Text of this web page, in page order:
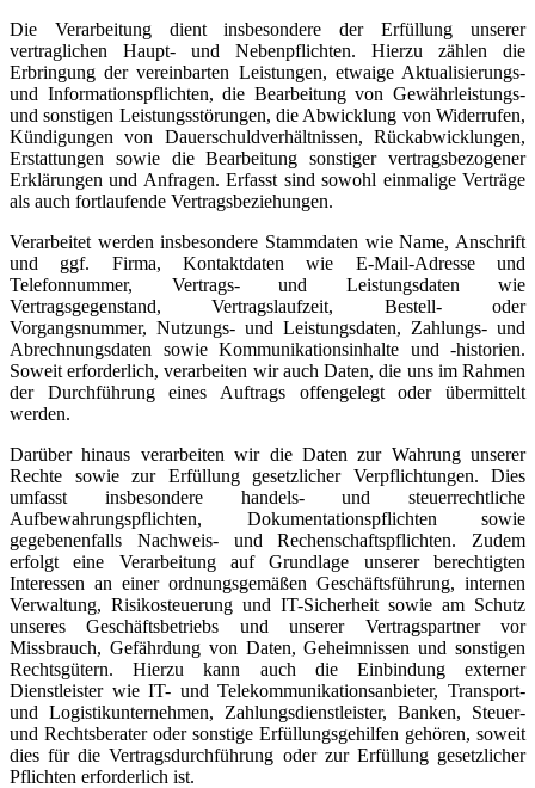
Die Verarbeitung dient insbesondere der Erfüllung unserer
vertraglichen Haupt- und Nebenpflichten. Hierzu zählen die
Erbringung der vereinbarten Leistungen, etwaige Aktualisierungs-
und Informationspflichten, die Bearbeitung von Gewährleistungs-
und sonstigen Leistungsstörungen, die Abwicklung von Widerrufen,
Kündigungen von Dauerschuldverhältnissen, Rückabwicklungen,
Erstattungen sowie die Bearbeitung sonstiger vertragsbezogener
Erklärungen und Anfragen. Erfasst sind sowohl einmalige Verträge
als auch fortlaufende Vertragsbeziehungen.
Verarbeitet werden insbesondere Stammdaten wie Name, Anschrift
und ggf. Firma, Kontaktdaten wie E-Mail-Adresse und
Telefonnummer, Vertrags- und Leistungsdaten wie
Vertragsgegenstand, Vertragslaufzeit, Bestell- oder
Vorgangsnummer, Nutzungs- und Leistungsdaten, Zahlungs- und
Abrechnungsdaten sowie Kommunikationsinhalte und -historien.
Soweit erforderlich, verarbeiten wir auch Daten, die uns im Rahmen
der Durchführung eines Auftrags offengelegt oder übermittelt
werden.
Darüber hinaus verarbeiten wir die Daten zur Wahrung unserer
Rechte sowie zur Erfüllung gesetzlicher Verpflichtungen. Dies
umfasst insbesondere handels- und steuerrechtliche
Aufbewahrungspflichten, Dokumentationspflichten sowie
gegebenenfalls Nachweis- und Rechenschaftspflichten. Zudem
erfolgt eine Verarbeitung auf Grundlage unserer berechtigten
Interessen an einer ordnungsgemäßen Geschäftsführung, internen
Verwaltung, Risikosteuerung und IT-Sicherheit sowie am Schutz
unseres Geschäftsbetriebs und unserer Vertragspartner vor
Missbrauch, Gefährdung von Daten, Geheimnissen und sonstigen
Rechtsgütern. Hierzu kann auch die Einbindung externer
Dienstleister wie IT- und Telekommunikationsanbieter, Transport-
und Logistikunternehmen, Zahlungsdienstleister, Banken, Steuer-
und Rechtsberater oder sonstige Erfüllungsgehilfen gehören, soweit
dies für die Vertragsdurchführung oder zur Erfüllung gesetzlicher
Pflichten erforderlich ist.